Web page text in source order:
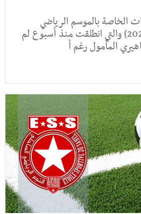
الخاصة بالموسم الرياضي
الجديد (2026 ـ 2027) والتي انطلقت منذ أسبوع لم
المأمول رغم أ